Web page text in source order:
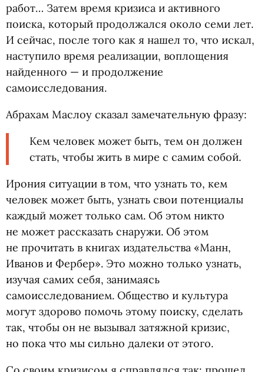
работ… Затем время кризиса и активного
поиска, который продолжался около семи лет.
И сейчас, после того как я нашел то, что искал,
наступило время реализации, воплощения
найденного — и продолжение
самоисследования.
Абрахам Маслоу сказал замечательную фразу:
Кем человек может быть, тем он должен
стать, чтобы жить в мире с самим собой.
Ирония ситуации в том, что узнать то, кем
человек может быть, узнать свои потенциалы
каждый может только сам. Об этом никто
не может рассказать снаружи. Об этом
не прочитать в книгах издательства «Манн,
Иванов и Фербер». Это можно только узнать,
изучая самих себя, занимаясь
самоисследованием. Общество и культура
могут здорово помочь этому поиску, сделать
так, чтобы он не вызывал затяжной кризис,
но пока что мы сильно далеки от этого.